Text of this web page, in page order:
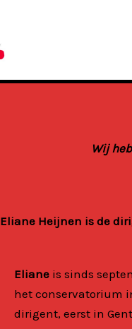
Wij
Eliane Heijnen is de
Eliane is sinds
het conservatorium
dirigent, eerst in